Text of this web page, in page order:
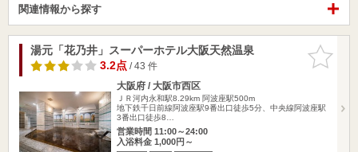
関連情報から探す
お気に入
りに追加
湯元「花乃井」スーパーホテル大阪天然温泉
3.2点/ 43 件
大阪府 / 大阪市西区
ＪＲ河内永和駅8.29km 阿波座駅500m
地下鉄千日前線阿波座駅9番出口徒歩5分、中央線阿波座駅
3番出口徒歩8…
営業時間 11:00～24:00
入浴料金 1,000円～